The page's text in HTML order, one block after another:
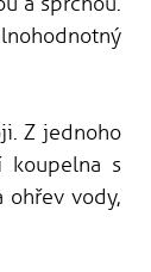
Z jednoho
koupelna s
vody,